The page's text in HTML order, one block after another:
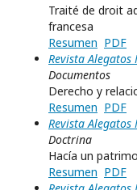
Traité de droit
francesa
Resumen PDF
Revista
Documentos
Derecho y
Resumen PDF
Revista Alegatos
Doctrina
Hacía un
Resumen PDF